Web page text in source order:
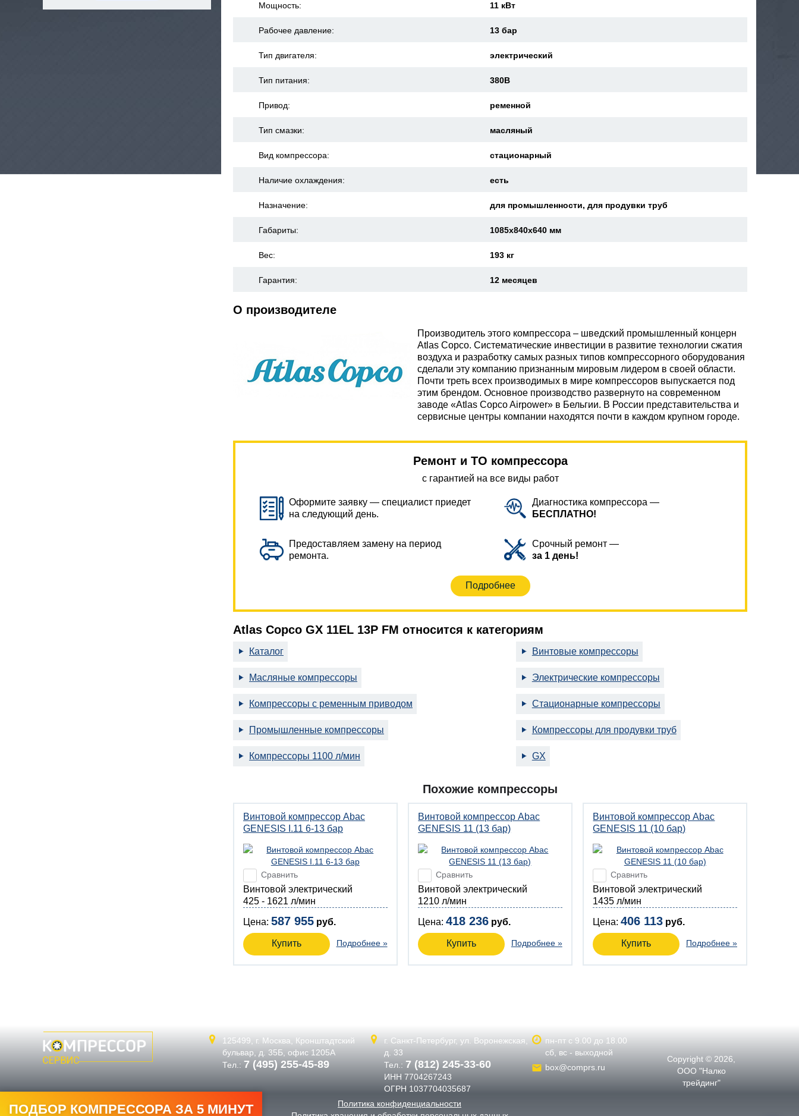
Мощность: 11 кВт
Рабочее давление: 13 бар
Тип двигателя: электрический
Тип питания: 380В
Привод: ременной
Тип смазки: масляный
Вид компрессора: стационарный
Наличие охлаждения: есть
Назначение: для промышленности, для продувки труб
Габариты: 1085x840x640 мм
Вес: 193 кг
Гарантия: 12 месяцев
О производителе
Производитель этого компрессора – шведский промышленный концерн
Atlas Copco. Систематические инвестиции в развитие технологии сжатия
воздуха и разработку самых разных типов компрессорного оборудования
сделали эту компанию признанным мировым лидером в своей области.
Почти треть всех производимых в мире компрессоров выпускается под
этим брендом. Основное производство развернуто на современном
заводе «Atlas Copco Airpower» в Бельгии. В России представительства и
сервисные центры компании находятся почти в каждом крупном городе.
Ремонт и ТО компрессора
с гарантией на все виды работ
Оформите заявку — специалист приедет
на следующий день.
Диагностика компрессора —
БЕСПЛАТНО!
Предоставляем замену на период
ремонта.
Срочный ремонт —
за 1 день!
Подробнее
Atlas Copco GX 11EL 13P FM относится к категориям
Каталог Винтовые компрессоры
Масляные компрессоры Электрические компрессоры
Компрессоры с ременным приводом Стационарные компрессоры
Промышленные компрессоры Компрессоры для продувки труб
Компрессоры 1100 л/мин GX
Похожие компрессоры
Винтовой компрессор Abac
GENESIS I.11 6-13 бар
Сравнить
Винтовой электрический
425 - 1621 л/мин
Цена: 587 955 руб.
Купить Подробнее »
Винтовой компрессор Abac
GENESIS 11 (13 бар)
Сравнить
Винтовой электрический
1210 л/мин
Цена:418 236 руб.
Купить Подробнее »
Винтовой компрессор Abac
GENESIS 11 (10 бар)
Сравнить
Винтовой электрический
1435 л/мин
Цена:406 113 руб.
Купить Подробнее »
125499, г. Москва,
Кронштадтский
бульвар, д. 35Б, офис 1205А
Тел.: 7 (495) 255-45-89
г. Санкт-Петербург, ул. Воронежская,
д. 33
Тел.: 7 (812) 245-33-60
ИНН 7704267243
ОГРН 1037704035687
пн-пт с 9.00 до 18.00
сб, вс - выходной
box@comprs.ru
Copyright © 2026,
ООО "Налко
трейдинг"
Политика конфиденциальности
ПОДБОР КОМПРЕССОРА ЗА 5 МИНУТ